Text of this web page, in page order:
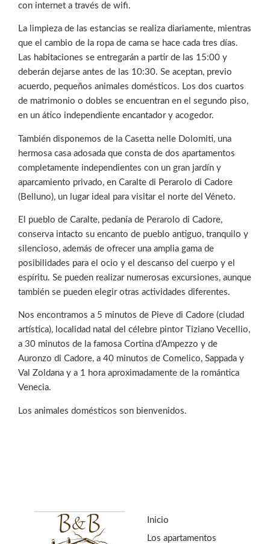
con internet a través de wifi.
La limpieza de las estancias se realiza diariamente, mientras
que el cambio de la ropa de cama se hace cada tres días.
Las habitaciones se entregarán a partir de las 15:00 y
deberán dejarse antes de las 10:30. Se aceptan, previo
acuerdo, pequeños animales domésticos. Los dos cuartos
de matrimonio o dobles se encuentran en el segundo piso,
en un ático independiente encantador y acogedor.
También disponemos de la Casetta nelle Dolomiti, una
hermosa casa adosada que consta de dos apartamentos
completamente independientes con un gran jardín y
aparcamiento privado, en Caralte di Perarolo di Cadore
(Belluno), un lugar ideal para visitar el norte del Véneto.
El pueblo de Caralte, pedanía de Perarolo di Cadore,
conserva intacto su encanto de pueblo antiguo, tranquilo y
silencioso, además de ofrecer una amplia gama de
posibilidades para el ocio y el descanso del cuerpo y el
espíritu. Se pueden realizar numerosas excursiones, aunque
también se pueden elegir otras actividades diferentes.
Nos encontramos a 5 minutos de Pieve di Cadore (ciudad
artística), localidad natal del célebre pintor Tiziano Vecellio,
a 30 minutos de la famosa Cortina d’Ampezzo y de
Auronzo di Cadore, a 40 minutos de Comelico, Sappada y
Val Zoldana y a 1 hora aproximadamente de la romántica
Venecia.
Los animales domésticos son bienvenidos.
Inicio
Los apartamentos